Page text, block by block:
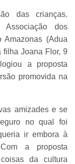
das crianças.
dos
Amazonas (Adua
Joana Flor, 9
a proposta
promovida na
amizades e se
no qual foi
ir embora à
a proposta
da cultura